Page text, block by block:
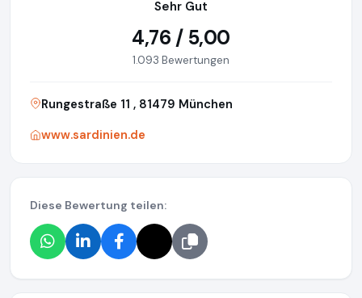
Sehr Gut
4,76 / 5,00
1.093 Bewertungen
Rungestraße 11 , 81479 München
www.sardinien.de
Diese Bewertung teilen: